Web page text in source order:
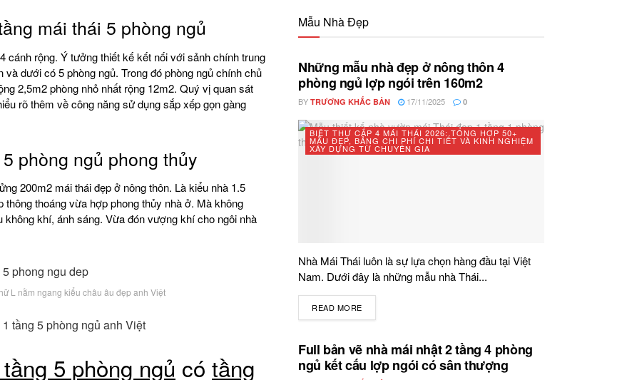
mái thái 5 phòng ngủ
cánh rộng. Ý tưởng thiết kế kết nối với sảnh chính trung
dưới có 5 phòng ngủ. Trong đó phòng ngủ chính chủ
2,5m2 phòng nhỏ nhất rộng 12m2. Quý vị quan sát
rõ thêm về công năng sử dụng sắp xếp gọn gàng
phòng ngủ phong thủy
200m2 mái thái đẹp ở nông thôn. Là kiểu nhà 1.5
thoáng vừa hợp phong thủy nhà ở. Mà không
khí, ánh sáng. Vừa đón vượng khí cho ngôi nhà
L nằm ngang kiểu châu âu đẹp anh Việt
tầng 5 phòng ngủ anh Việt
5 phòng ngủ có tầng
Mẫu Nhà Đẹp
Những mẫu nhà đẹp ở nông thôn 4
phòng ngủ lợp ngói trên 160m2
BY TRƯƠNG KHẮC BẢN 17/11/2025 0
BIỆT THỰ CẤP 4 MÁI THÁI 2026: TỔNG HỢP 50+
MẪU ĐẸP, BẢNG CHI PHÍ CHI TIẾT VÀ KINH NGHIỆM
XÂY DỰNG TỪ CHUYÊN GIA
Nhà Mái Thái luôn là sự lựa chọn hàng đầu tại Việt
Nam. Dưới đây là những mẫu nhà Thái...
READ MORE
Full bản vẽ nhà mái nhật 2 tầng 4 phòng
ngủ kết cấu lợp ngói có sân thượng